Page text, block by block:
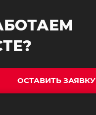
ОСТАВИТЬ ЗАЯВКУ